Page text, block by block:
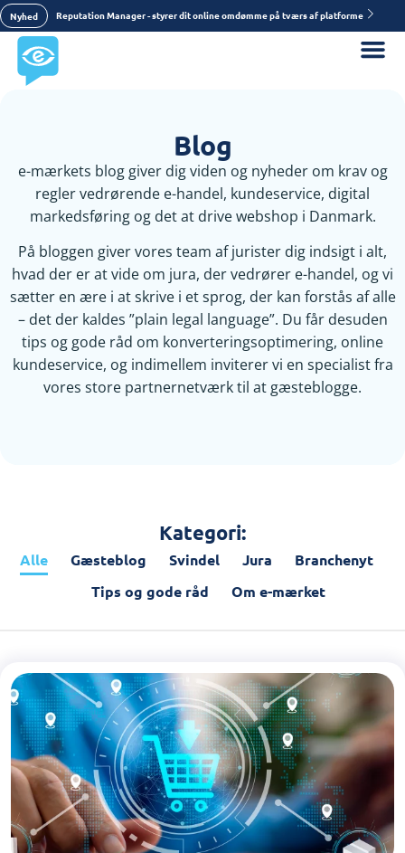
Nyhed Reputation Manager - styrer dit online omdømme på tværs af platforme
Blog
e-mærkets blog giver dig viden og nyheder om krav og
regler vedrørende e-handel, kundeservice, digital
markedsføring og det at drive webshop i Danmark.
På bloggen giver vores team af jurister dig indsigt i alt,
hvad der er at vide om jura, der vedrører e-handel, og vi
sætter en ære i at skrive i et sprog, der kan forstås af alle
– det der kaldes ”plain legal language”. Du får desuden
tips og gode råd om konverteringsoptimering, online
kundeservice, og indimellem inviterer vi en specialist fra
vores store partnernetværk til at gæsteblogge.
Kategori:
Alle Gæsteblog Svindel Jura
Branchenyt
Tips og gode råd
Om e-mærket